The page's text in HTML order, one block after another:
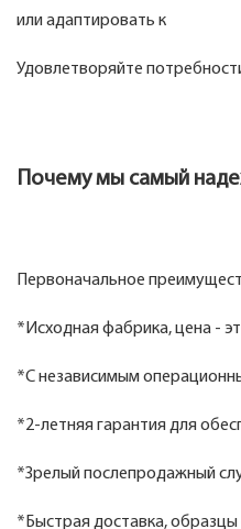
или адаптировать к
Удовлетворяйте
Почему мы самый
Первоначальное
*Исходная фабрика, цена -
*С независимым
*2-летняя гарантия для
*Зрелый послепродажный
*Быстрая доставка,